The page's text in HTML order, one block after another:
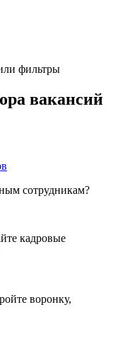
фильтры
вакансий
сотрудникам?
кадровые
воронку,